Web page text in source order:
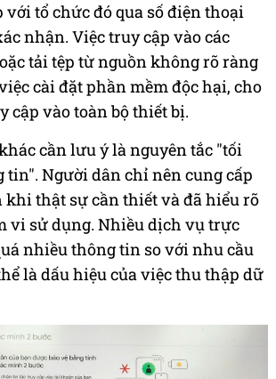
tổ chức đó qua số điện thoại
nhận. Việc truy cập vào các
tải tệp từ nguồn không rõ ràng
cài đặt phần mềm độc hại, cho
cập vào toàn bộ thiết bị.
cần lưu ý là nguyên tắc "tối
tin". Người dân chỉ nên cung cấp
khi thật sự cần thiết và đã hiểu rõ
vi sử dụng. Nhiều dịch vụ trực
nhiều thông tin so với nhu cầu
là dấu hiệu của việc thu thập dữ